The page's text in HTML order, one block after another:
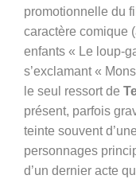
promotionnelle du
caractère comique
enfants « Le loup-
s’exclamant «
le seul ressort de
présent, parfois
teinte souvent
personnages
d’un dernier acte